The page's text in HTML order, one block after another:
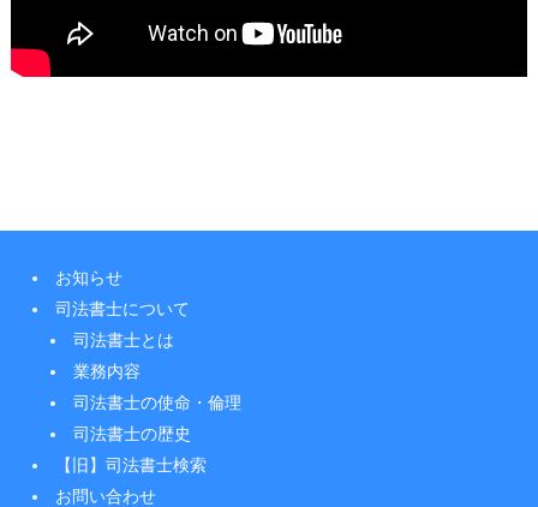
お知らせ
司法書士について
司法書士とは
業務内容
司法書士の使命・倫理
司法書士の歴史
【旧】司法書士検索
お問い合わせ